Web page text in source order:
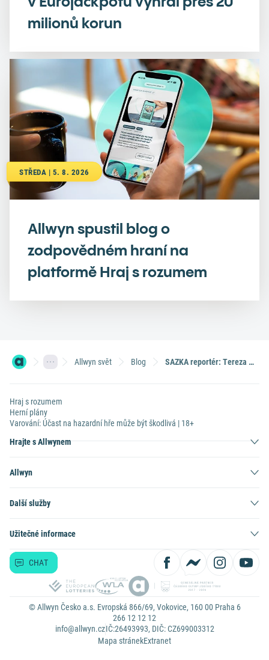
milionů korun
STŘEDA | 5. 8. 2026
Allwyn spustil blog o
zodpovědném hraní na
platformě Hraj s rozumem
Allwyn svět Blog SAZKA reportér: Tereza sní, že miminko vychová ve stínu vzducholodi
Hraj s rozumem
Herní plány
Varování: Účast na hazardní hře může být škodlivá | 18+
Hrajte s Allwynem
Allwyn
Další služby
Užitečné informace
CHAT
© Allwyn Česko a.s. Evropská 866/69, Vokovice, 160 00 Praha 6
266 12 12 12
info@allwyn.czIČ:26493993, DIČ: CZ699003312
Mapa stránekExtranet